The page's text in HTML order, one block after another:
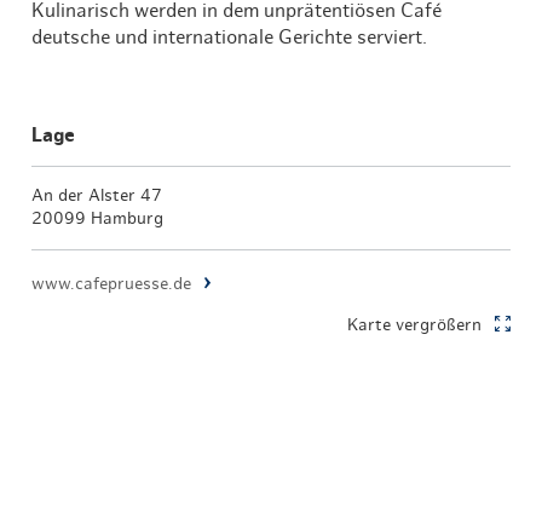
Kulinarisch werden in dem unprätentiösen Café
deutsche und internationale Gerichte serviert.
Lage
An der Alster 47
20099 Hamburg
www.cafepruesse.de
Karte vergrößern